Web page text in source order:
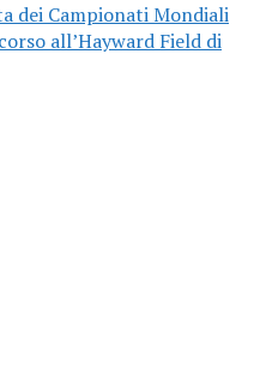
dei Campionati Mondiali
all’Hayward Field di